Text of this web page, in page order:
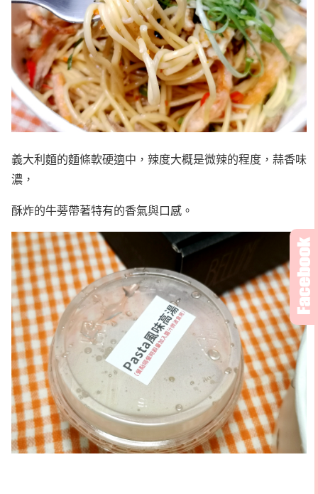
義大利麵的麵條軟硬適中，辣度大概是微辣的程度，蒜香味
濃，
酥炸的牛蒡帶著特有的香氣與口感。